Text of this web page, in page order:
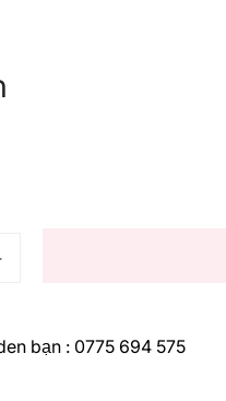
bạn : 0775 694 575